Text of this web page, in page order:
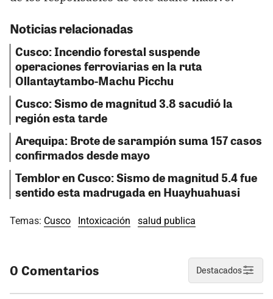
Noticias relacionadas
Cusco: Incendio forestal suspende
operaciones ferroviarias en la ruta
Ollantaytambo-Machu Picchu
Cusco: Sismo de magnitud 3.8 sacudió la
región esta tarde
Arequipa: Brote de sarampión suma 157 casos
confirmados desde mayo
Temblor en Cusco: Sismo de magnitud 5.4 fue
sentido esta madrugada en Huayhuahuasi
Temas: Cusco Intoxicación salud publica
0 Comentarios Destacados